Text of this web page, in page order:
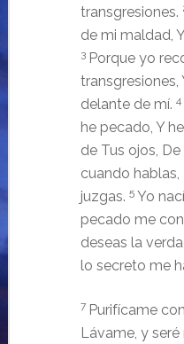
transgresiones.
de mi maldad,
3 Porque yo
delante de mí. 4
he pecado, Y
de Tus ojos,
cuando hablas,
juzgas. 5 Yo
pecado me
deseas la
lo secreto me
7 Purifícame
Lávame, y